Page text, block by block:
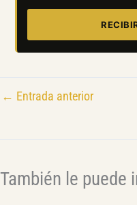
← Entrada anterior
También le puede